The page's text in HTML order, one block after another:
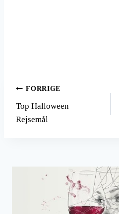
Indlægsnavigation
FORRIGE
Top Halloween
Rejsemål